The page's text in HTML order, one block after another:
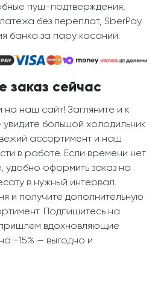
пуш-подтверждения,
без переплат, SberPay
банка за пару касаний.
заказ сейчас
на наш сайт! Загляните и к
большой холодильник
ассортимент и наш
в работе. Если времени нет
удобно оформить заказ на
в нужный интервал.
и получите дополнительную
Подпишитесь на
вдохновляющие
−15% — выгодно и